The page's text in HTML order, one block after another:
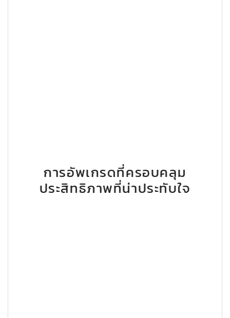
การอัพเกรดที่ครอบคลุม
ประสิทธิภาพที่น่าประทับใจ